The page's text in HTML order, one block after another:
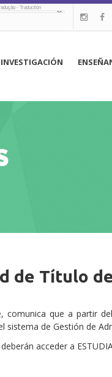
- Traduction
INVESTIGACIÓN
de Título
comunica que a partir
de Gestión de
acceder a